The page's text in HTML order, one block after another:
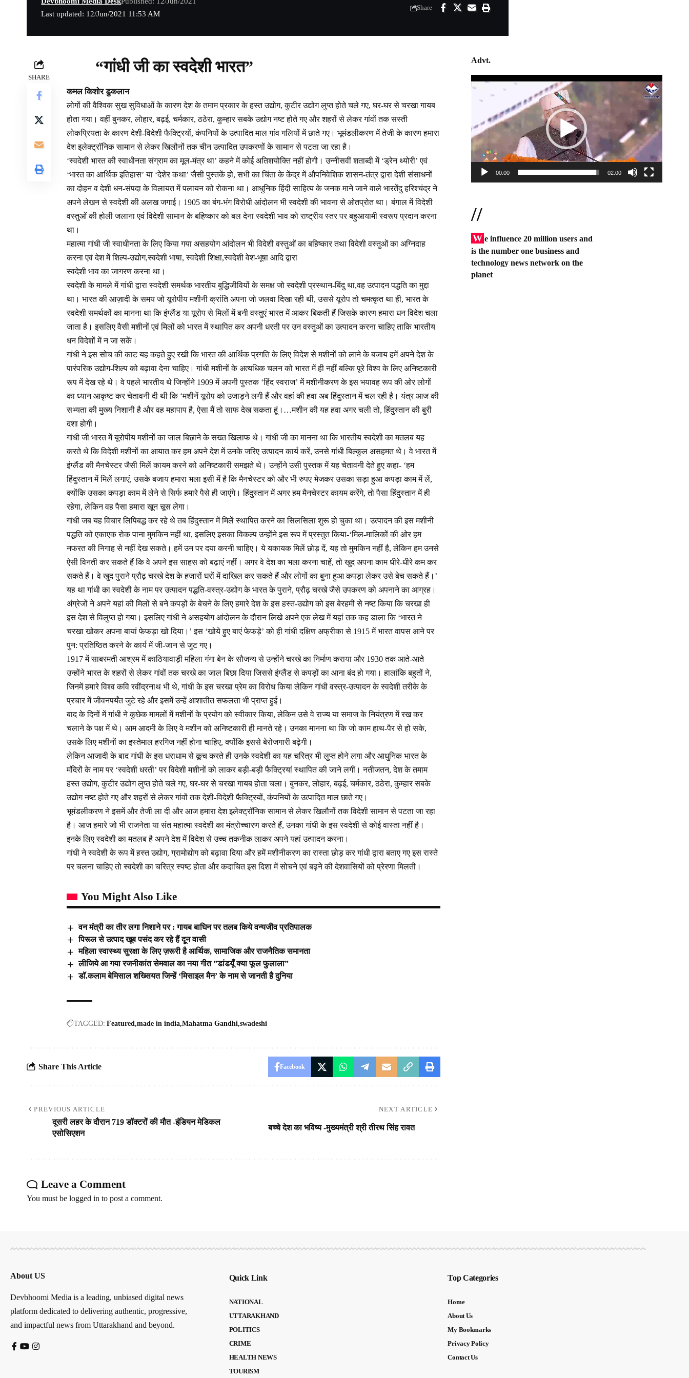
Last updated: 12/Jun/2021 11:53 AM
Share
SHARE
“गांधी जी का स्वदेशी भारत”
कमल किशोर डुकलान
लोगों की वैश्विक सुख सुविधाओं के कारण देश के तमाम प्रकार के हस्त उद्योग, कुटीर उद्योग लुप्त होते चले गए, घर-घर से चरखा गायब
होता गया। वहीं बुनकर, लोहार, बढ़ई, चर्मकार, ठठेरा, कुम्हार सबके उद्योग नष्ट होते गए और शहरों से लेकर गांवों तक सस्ती
लोकप्रियता के कारण देशी-विदेशी फैक्ट्रियों, कंपनियों के उत्पादित माल गांव गलियों में छाते गए। भूमंडलीकरण में तेजी के कारण हमारा
देश इलेक्ट्रॉनिक सामान से लेकर खिलौनों तक चीन उत्पादित उपकरणों के सामान से पटता जा रहा है।
‘स्वदेशी भारत की स्वाधीनता संग्राम का मूल-मंत्र था’ कहने में कोई अतिशयोक्ति नहीं होगी। उन्नीसवीं शताब्दी में ‘ड्रेन थ्योरी’ एवं
‘भारत का आर्थिक इतिहास’ या ‘देशेर कथा’ जैसी पुस्तकें हो, सभी का चिंता के केंद्र में औपनिवेशिक शासन-तंत्र द्वारा देशी संसाधनों
का दोहन व देशी धन-संपदा के विलायत में पलायन को रोकना था। आधुनिक हिंदी साहित्य के जनक माने जाने वाले भारतेंदु हरिश्चंद्र ने
अपने लेखन से स्वदेशी की अलख जगाई। 1905 का बंग-भंग विरोधी आंदोलन भी स्वदेशी की भावना से ओतप्रोत था। बंगाल में विदेशी
वस्तुओं की होली जलाना एवं विदेशी सामान के बहिष्कार को बल देना स्वदेशी भाव को राष्ट्रीय स्तर पर बहुआयामी स्वरूप प्रदान करना
था।
महात्मा गांधी जी स्वाधीनता के लिए किया गया असहयोग आंदोलन भी विदेशी वस्तुओं का बहिष्कार तथा विदेशी वस्तुओं का अग्निदाह
करना एवं देश में शिल्प-उद्योग,स्वदेशी भाषा, स्वदेशी शिक्षा,स्वदेशी वेश-भूषा आदि द्वारा
स्वदेशी भाव का जागरण करना था।
स्वदेशी के मामले में गांधी द्वारा स्वदेशी समर्थक भारतीय बुद्धिजीवियों के समक्ष जो स्वदेशी प्रस्थान-बिंदु था,वह उत्पादन पद्धति का मुद्दा
था। भारत की आज़ादी के समय जो यूरोपीय मशीनी क्रांति अपना जो जलवा दिखा रही थी, उससे यूरोप तो चमत्कृत था ही, भारत के
स्वदेशी समर्थकों का मानना था कि इंग्लैंड या यूरोप से मिलों में बनी वस्तुएं भारत में आकर बिकती हैं जिसके कारण हमारा धन विदेश चला
जाता है। इसलिए वैसी मशीनों एवं मिलों को भारत में स्थापित कर अपनी धरती पर उन वस्तुओं का उत्पादन करना चाहिए ताकि भारतीय
धन विदेशों में न जा सकें।
गांधी ने इस सोच की काट यह कहते हुए रखी कि भारत की आर्थिक प्रगति के लिए विदेश से मशीनों को लाने के बजाय हमें अपने देश के
पारंपरिक उद्योग-शिल्प को बढ़ावा देना चाहिए। गांधी मशीनों के अत्यधिक चलन को भारत में ही नहीं बल्कि पूरे विश्व के लिए अनिष्टकारी
रूप में देख रहे थे। वे पहले भारतीय थे जिन्होंने 1909 में अपनी पुस्तक ‘हिंद स्वराज’ में मशीनीकरण के इस भयावह रूप की ओर लोगों
का ध्यान आकृष्ट कर चेतावनी दी थी कि ‘मशीनें यूरोप को उजाड़ने लगी हैं और वहां की हवा अब हिंदुस्तान में चल रही है। यंत्र आज की
सभ्यता की मुख्य निशानी है और वह महापाप है, ऐसा मैं तो साफ देख सकता हूं।…मशीन की यह हवा अगर चली तो, हिंदुस्तान की बुरी
दशा होगी।
गांधी जी भारत में यूरोपीय मशीनों का जाल बिछाने के सख्त खिलाफ थे। गांधी जी का मानना था कि भारतीय स्वदेशी का मतलब यह
करते थे कि विदेशी मशीनों का आयात कर हम अपने देश में उनके जरिए उत्पादन कार्य करें, उनसे गांधी बिल्कुल असहमत थे। वे भारत में
इंग्लैंड की मैनचेस्टर जैसी मिलें कायम करने को अनिष्टकारी समझते थे। उन्होंने उसी पुस्तक में यह चेतावनी देते हुए कहा- ‘हम
हिंदुस्तान में मिलें लगाएं, उसके बजाय हमारा भला इसी में है कि मैनचेस्टर को और भी रुपए भेजकर उसका सड़ा हुआ कपड़ा काम में लें,
क्योंकि उसका कपड़ा काम में लेने से सिर्फ हमारे पैसे ही जाएंगे। हिंदुस्तान में अगर हम मैनचेस्टर कायम करेंगे, तो पैसा हिंदुस्तान में ही
रहेगा, लेकिन वह पैसा हमारा खून चूस लेगा।
गांधी जब यह विचार लिपिबद्ध कर रहे थे तब हिंदुस्तान में मिलें स्थापित करने का सिलसिला शुरू हो चुका था। उत्पादन की इस मशीनी
पद्धति को एकाएक रोक पाना मुमकिन नहीं था, इसलिए इसका विकल्प उन्होंने इस रूप में प्रस्तुत किया-‘मिल-मालिकों की ओर हम
नफरत की निगाह से नहीं देख सकते। हमें उन पर दया करनी चाहिए। ये यकायक मिलें छोड़ दें, यह तो मुमकिन नहीं है, लेकिन हम उनसे
ऐसी विनती कर सकते हैं कि वे अपने इस साहस को बढ़ाएं नहीं। अगर वे देश का भला करना चाहें, तो खुद अपना काम धीरे-धीरे कम कर
सकते हैं। वे खुद पुराने प्रौढ़ चरखे देश के हजारों घरों में दाखिल कर सकते हैं और लोगों का बुना हुआ कपड़ा लेकर उसे बेच सकते हैं।’
यह था गांधी का स्वदेशी के नाम पर उत्पादन पद्धति-वस्त्र-उद्योग के भारत के पुराने, प्रौढ़ चरखे जैसे उपकरण को अपनाने का आग्रह।
अंग्रेजों ने अपने यहां की मिलों से बने कपड़ों के बेचने के लिए हमारे देश के इस हस्त-उद्योग को इस बेरहमी से नष्ट किया कि चरखा ही
इस देश से विलुप्त हो गया। इसलिए गांधी ने असहयोग आंदोलन के दौरान लिखे अपने एक लेख में यहां तक कह डाला कि ‘भारत ने
चरखा खोकर अपना बायां फेफड़ा खो दिया।’ इस ‘खोये हुए बाएं फेफड़े’ को ही गांधी दक्षिण अफ्रीका से 1915 में भारत वापस आने पर
पुन: प्रतिष्ठित करने के कार्य में जी-जान से जुट गए।
1917 में साबरमती आश्रम में काठियावाड़ी महिला गंगा बेन के सौजन्य से उन्होंने चरखे का निर्माण कराया और 1930 तक आते-आते
उन्होंने भारत के शहरों से लेकर गांवों तक चरखे का जाल बिछा दिया जिससे इंग्लैंड से कपड़ों का आना बंद हो गया। हालांकि बहुतों ने,
जिनमें हमारे विश्व कवि रवींद्रनाथ भी थे, गांधी के इस चरखा प्रेम का विरोध किया लेकिन गांधी वस्त्र-उत्पादन के स्वदेशी तरीके के
प्रचार में जीवनपर्यंत जुटे रहे और इसमें उन्हें आशातीत सफलता भी प्राप्त हुई।
बाद के दिनों में गांधी ने कुछेक मामलों में मशीनों के प्रयोग को स्वीकार किया, लेकिन उसे वे राज्य या समाज के नियंत्रण में रख कर
चलाने के पक्ष में थे। आम आदमी के लिए वे मशीन को अनिष्टकारी ही मानते रहे। उनका मानना था कि जो काम हाथ-पैर से हो सके,
उसके लिए मशीनों का इस्तेमाल हरगिज नहीं होना चाहिए, क्योंकि इससे बेरोजगारी बढ़ेगी।
लेकिन आजादी के बाद गांधी के इस धराधाम से कूच करते ही उनके स्वदेशी का यह चरित्र भी लुप्त होने लगा और आधुनिक भारत के
मंदिरों के नाम पर ‘स्वदेशी धरती’ पर विदेशी मशीनों को लाकर बड़ी-बड़ी फैक्ट्रियां स्थापित की जाने लगीं। नतीजतन, देश के तमाम
हस्त उद्योग, कुटीर उद्योग लुप्त होते चले गए, घर-घर से चरखा गायब होता चला। बुनकर, लोहार, बढ़ई, चर्मकार, ठठेरा, कुम्हार सबके
उद्योग नष्ट होते गए और शहरों से लेकर गांवों तक देशी-विदेशी फैक्ट्रियों, कंपनियों के उत्पादित माल छाते गए।
भूमंडलीकरण ने इसमें और तेजी ला दी और आज हमारा देश इलेक्ट्रॉनिक सामान से लेकर खिलौनों तक विदेशी सामान से पटता जा रहा
है। आज हमारे जो भी राजनेता या संत महात्मा स्वदेशी का मंत्रोच्चारण करते हैं, उनका गांधी के इस स्वदेशी से कोई वास्ता नहीं है।
इनके लिए स्वदेशी का मतलब है अपने देश में विदेश से उच्च तकनीक लाकर अपने यहां उत्पादन करना।
गांधी ने स्वदेशी के रूप में हस्त उद्योग, ग्रामोद्योग को बढ़ावा दिया और हमें मशीनीकरण का रास्ता छोड़ कर गांधी द्वारा बताए गए इस रास्ते
पर चलना चाहिए तो स्वदेशी का चरित्र स्पष्ट होता और कदाचित इस दिशा में सोचने एवं बढ़ने की देशवासियों को प्रेरणा मिलती।
You Might Also Like
वन मंत्री का तीर लगा निशाने पर : गायब बाघिन पर तलब किये वन्यजीव प्रतिपालक
पिरूल से उत्पाद खूब पसंद कर रहे हैं दून वासी
महिला स्वास्थ्य सुरक्षा के लिए ज़रूरी है आर्थिक, सामाजिक और राजनैतिक समानता
लीजिये आ गया रजनीकांत सेमवाल का नया गीत ”डांडयूँ क्या फूल फुलाला”
डॉ.कलाम बेमिसाल शख्सियत जिन्हें ‘मिसाइल मैन’ के नाम से जानती है दुनिया
TAGGED: Featured made in india Mahatma Gandhi swadeshi
Share This Article Facebook
PREVIOUS ARTICLE
दूसरी लहर के दौरान 719 डॉक्टरों की मौत -इंडियन मेडिकल
एसोसिएशन
NEXT ARTICLE
बच्चे देश का भविष्य -मुख्यमंत्री श्री तीरथ सिंह रावत
Leave a Comment
You must be logged in to post a comment.
Advt.
Video
00:00 02:00
//
W e influence 20 million users and
is the number one business and
technology news network on the
planet
About US
Devbhoomi Media is a leading, unbiased digital news
platform dedicated to delivering authentic, progressive,
and impactful news from Uttarakhand and beyond.
Quick Link
NATIONAL
UTTARAKHAND
POLITICS
CRIME
HEALTH NEWS
TOURISM
Top Categories
Home
About Us
My Bookmarks
Privacy Policy
Contact Us